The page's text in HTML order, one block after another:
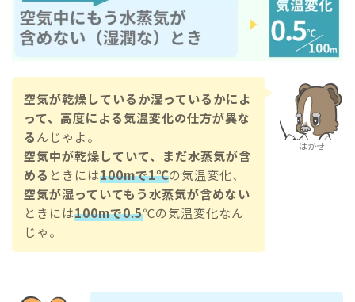
はかせ
空気が乾燥しているか湿っているかによ
って、高度による気温変化の仕方が異な
るんじゃよ。
空気中が乾燥していて、まだ水蒸気が含
める ときには100mで1℃の気温変化、
空気が湿っていてもう水蒸気が含めない
ときには100mで0.5℃の気温変化なん
じゃ。